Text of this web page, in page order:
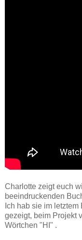
Charlotte zeigt euch
beeindruckenden
Ich hab sie im letztem
gezeigt, beim Projekt
Wörtchen "HI" .